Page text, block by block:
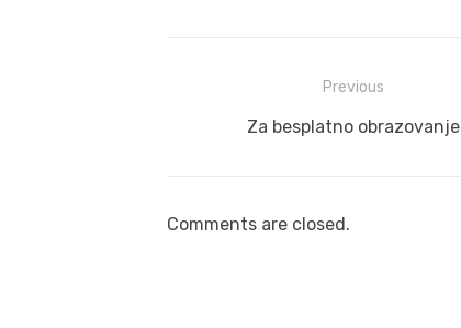
navigation
Previous
Previous
Za besplatno obrazovanje
Comments are closed.